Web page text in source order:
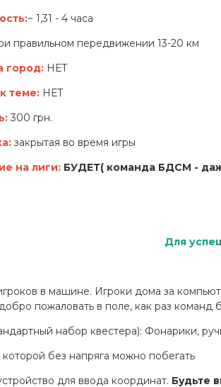
~ 1,31 - 4 часа
правильном передвижении 13-20 км
город: НЕТ
теме: НЕТ
300 грн.
закрытая во время игры
на лиги: БУДЕТ( команда БДСМ -
Для
в машине. Игроки дома за
пожаловать в поле, как раз команд
набор квестера): Фонарики,
которой без напряга можно побегать
для ввода координат. Будьте